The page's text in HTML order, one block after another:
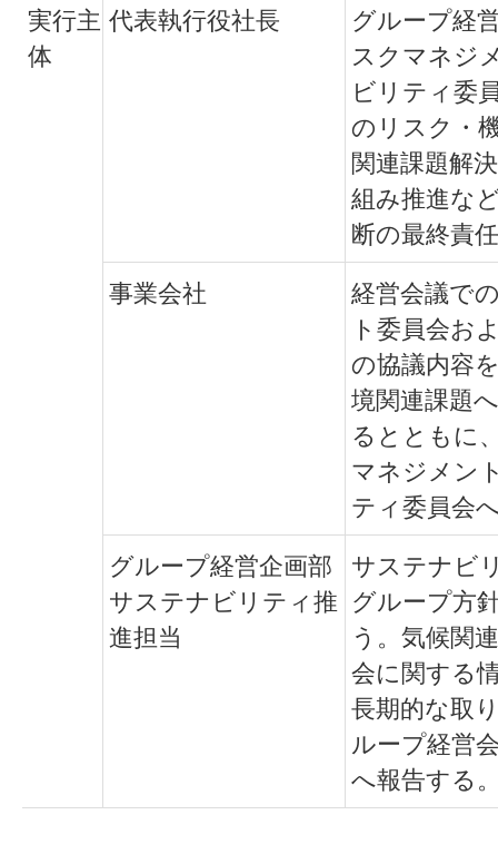
実行主
体
代表執行役社長
グループ経
スクマネジ
ビリティ委
のリスク・
関連課題解
組み推進な
断の最終責
事業会社
経営会議で
ト委員会お
の協議内容
境関連課題
るとともに
マネジメン
ティ委員会
グループ経営企画部
サステナビリティ推
進担当
サステナビ
グループ方
う。気候関
会に関する
長期的な取
ループ経営
へ報告する